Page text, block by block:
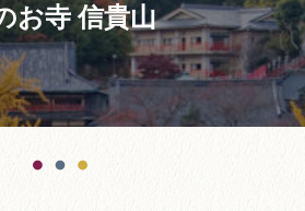
お寺 信貴山